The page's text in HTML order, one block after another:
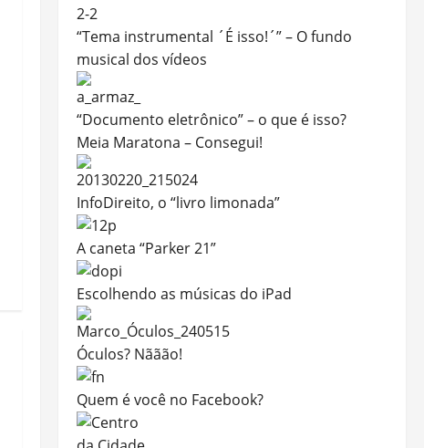
“Tema instrumental ´É isso!´” – O fundo
musical dos vídeos
“Documento eletrônico” – o que é isso?
Meia Maratona – Consegui!
InfoDireito, o “livro limonada”
A caneta “Parker 21”
Escolhendo as músicas do iPad
Óculos? Nããão!
Quem é você no Facebook?